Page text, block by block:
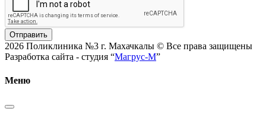
Отправить
2026 Поликлиника №3 г. Махачкалы © Все права защищены
Разработка сайта - студия “Магрус-М”
Меню